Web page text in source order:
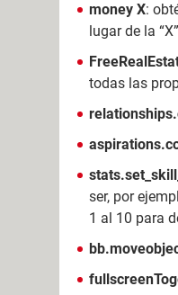
money X:
lugar de la
todas las
ser, por
1 al 10 para